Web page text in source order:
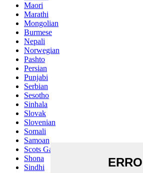
Maori
Marathi
Mongolian
Burmese
Nepali
Norwegian
Pashto
Persian
Punjabi
Serbian
Sesotho
Sinhala
Slovak
Slovenian
Somali
Samoan
Scots Gaelic
Shona
Sindhi